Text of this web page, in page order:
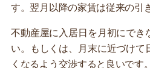
す。翌月以降の家賃は従来の引
不動産屋に入居日を月初にでき
い。もしくは、月末に近づけて
くなるよう交渉すると良いです。